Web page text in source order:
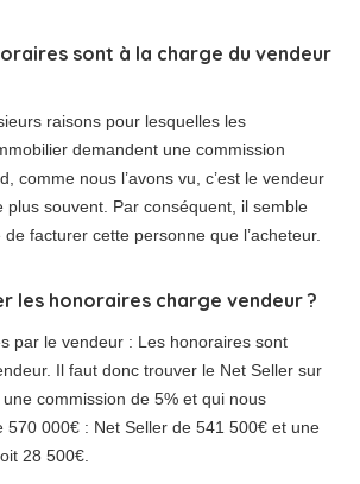
sont à la charge du vendeur
raisons pour lesquelles les
demandent une commission
comme nous l’avons vu, c’est le vendeur
plus souvent. Par conséquent, il semble
facturer cette personne que l’acheteur.
les honoraires charge vendeur ?
par le vendeur : Les honoraires sont
Il faut donc trouver le Net Seller sur
commission de 5% et qui nous
570 000€ : Net Seller de 541 500€ et une
28 500€.